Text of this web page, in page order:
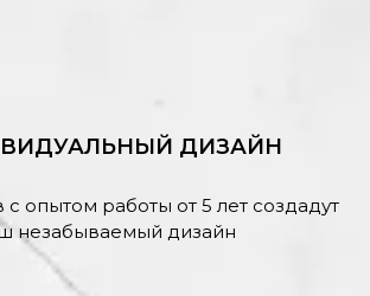
ДИЗАЙН
опытом работы от 5 лет создадут
незабываемый дизайн